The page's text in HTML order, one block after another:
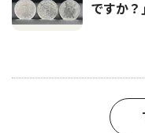
ですか